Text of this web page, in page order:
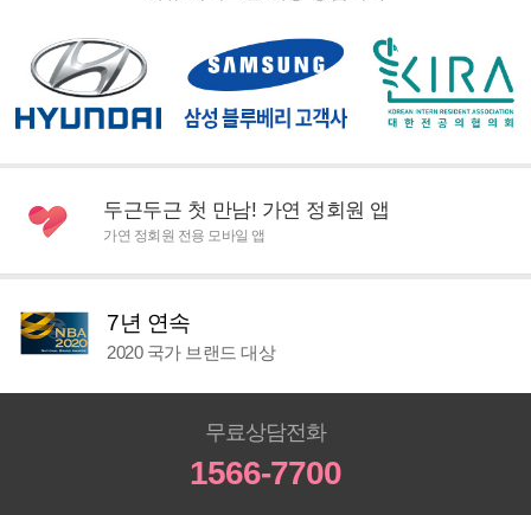
두근두근 첫 만남! 가연 정회원 앱
가연 정회원 전용 모바일 앱
7년 연속
2020 국가 브랜드 대상
무료상담전화
1566-7700